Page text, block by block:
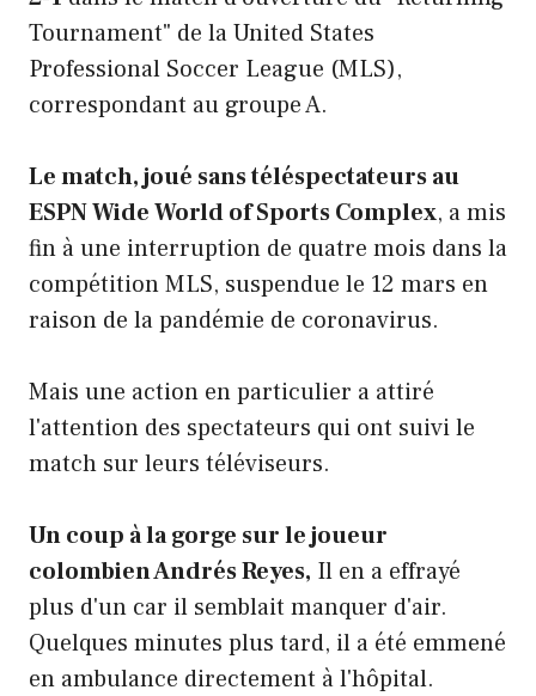
Tournament" de la United States
Professional Soccer League (MLS),
correspondant au groupe A.
Le match, joué sans téléspectateurs au
ESPN Wide World of Sports Complex, a mis
fin à une interruption de quatre mois dans la
compétition MLS, suspendue le 12 mars en
raison de la pandémie de coronavirus.
Mais une action en particulier a attiré
l'attention des spectateurs qui ont suivi le
match sur leurs téléviseurs.
Un coup à la gorge sur le joueur
colombien Andrés Reyes, Il en a effrayé
plus d'un car il semblait manquer d'air.
Quelques minutes plus tard, il a été emmené
en ambulance directement à l'hôpital.